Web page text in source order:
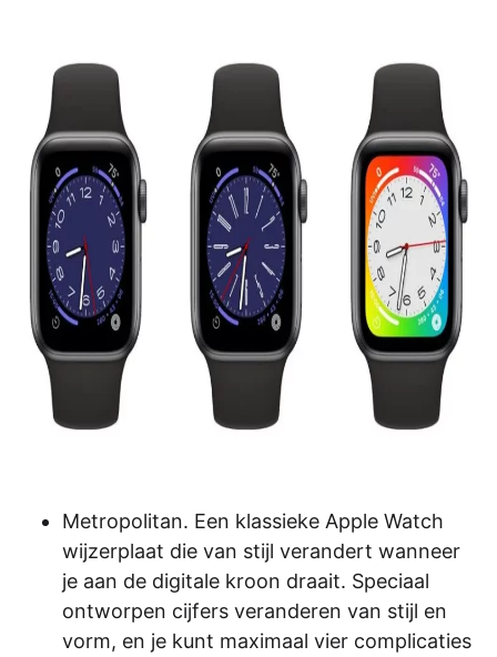
Metropolitan. Een klassieke Apple Watch
wijzerplaat die van stijl verandert wanneer
je aan de digitale kroon draait. Speciaal
ontworpen cijfers veranderen van stijl en
vorm, en je kunt maximaal vier complicaties